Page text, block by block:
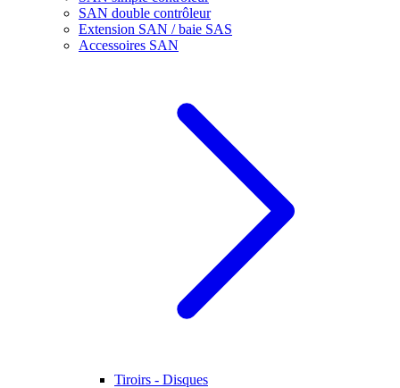
SAN double contrôleur
Extension SAN / baie SAS
Accessoires SAN
Tiroirs - Disques